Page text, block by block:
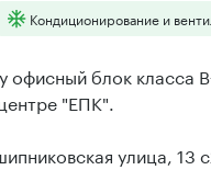
Кондиционирование и
офисный блок класса
"ЕПК".
улица, 13